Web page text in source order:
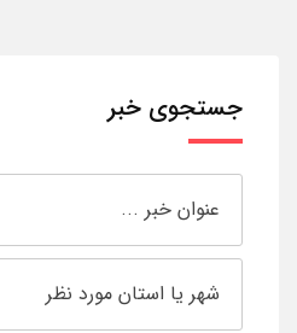
جستجوی خبر